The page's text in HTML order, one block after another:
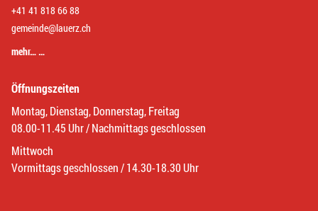
+41 41 818 66 88
gemeinde@lauerz.ch
mehr… …
Öffnungszeiten
Montag, Dienstag, Donnerstag, Freitag
08.00-11.45 Uhr / Nachmittags geschlossen
Mittwoch
Vormittags geschlossen / 14.30-18.30 Uhr